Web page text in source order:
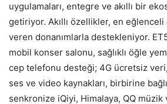
uygulamaları, entegre ve akıllı bir
getiriyor. Akıllı özellikler, en
veren donanımlarla destekleniyor.
mobil konser salonu, sağlıklı öğle
cep telefonu desteği; 4G ücretsiz
ses ve video kaynakları, birbirine
senkronize iQiyi, Himalaya, QQ